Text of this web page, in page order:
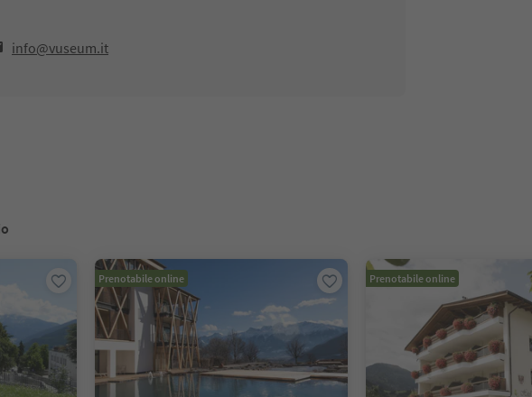
info@vuseum.it
Prenotabile online Prenotabile online